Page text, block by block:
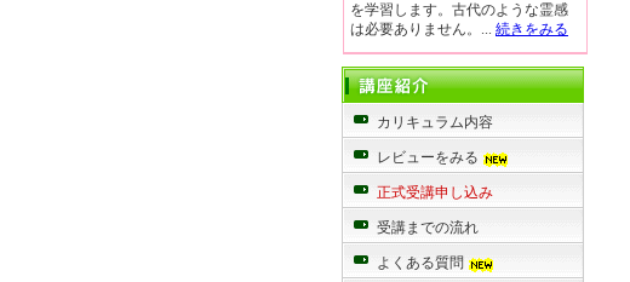
を学習します。古代のような霊感
は必要ありません。... 続きをみる
カリキュラム内容
レビューをみる
正式受講申し込み
受講までの流れ
よくある質問